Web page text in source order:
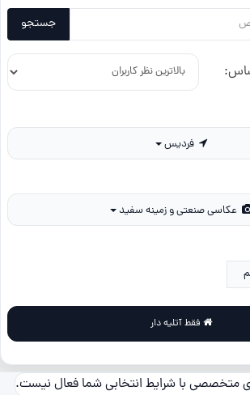
جستجو
متخصصی با شرایط انتخابی شما فعال نیست.